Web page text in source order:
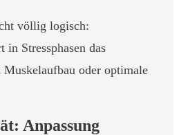
völlig logisch:
Stressphasen das
oder optimale
Anpassung